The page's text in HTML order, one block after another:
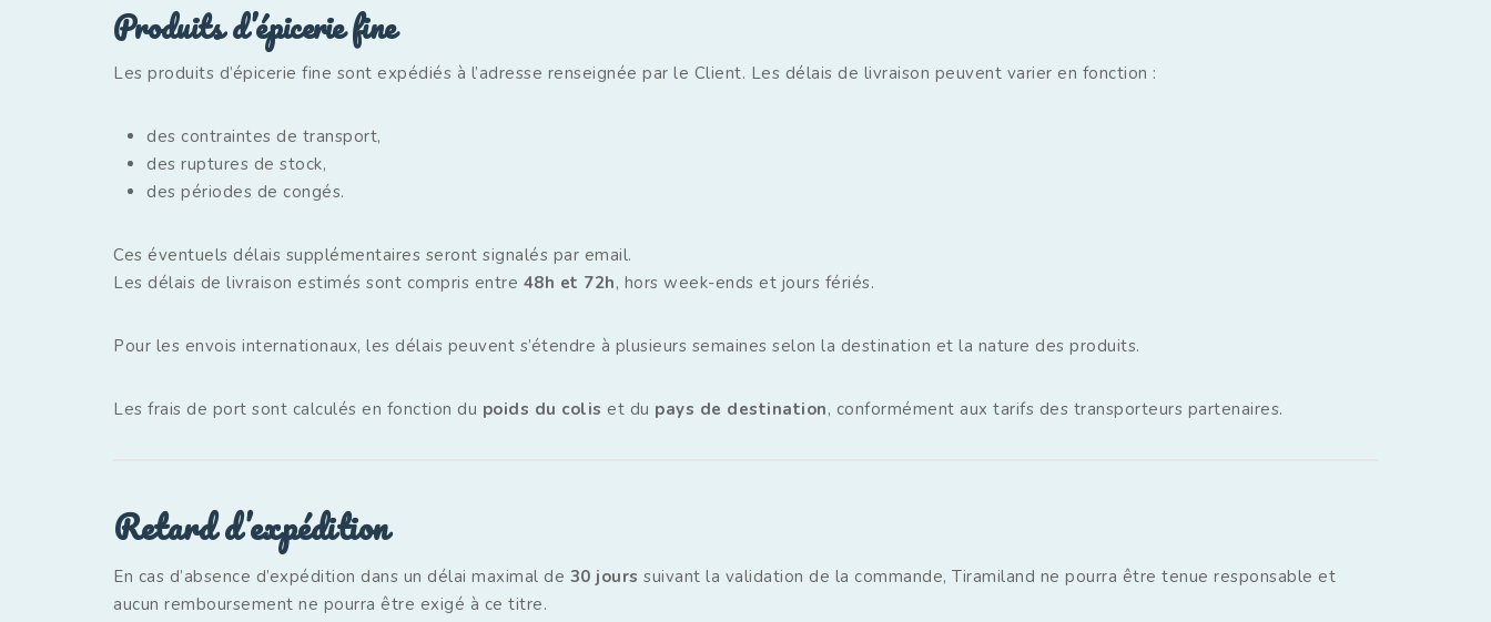
Produits d’épicerie fine
Les produits d’épicerie fine sont expédiés à l’adresse renseignée par le Client. Les délais de livraison peuvent varier en fonction :
des contraintes de transport,
des ruptures de stock,
des périodes de congés.
Ces éventuels délais supplémentaires seront signalés par email.
Les délais de livraison estimés sont compris entre 48h et 72h, hors week-ends et jours fériés.
Pour les envois internationaux, les délais peuvent s’étendre à plusieurs semaines selon la destination et la nature des produits.
Les frais de port sont calculés en fonction du poids du colis et du pays de destination, conformément aux tarifs des transporteurs partenaires.
Retard d’expédition
En cas d’absence d’expédition dans un délai maximal de 30 jours suivant la validation de la commande, Tiramiland ne pourra être tenue responsable et
aucun remboursement ne pourra être exigé à ce titre.